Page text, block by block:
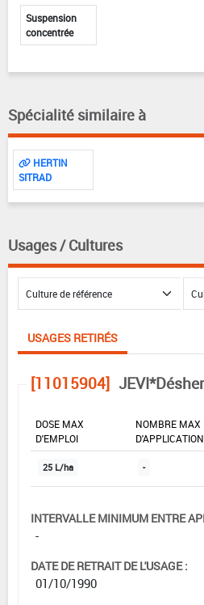
Suspension
concentrée
Spécialité similaire à
HERTIN
SITRAD
Usages / Cultures
USAGES RETIRÉS
[11015904]
DOSE MAX
D'EMPLOI
NOMBRE MAX
D'APPLICATION
25 L/ha -
INTERVALLE MINIMUM ENTRE
-
DATE DE RETRAIT DE L'USAGE :
01/10/1990